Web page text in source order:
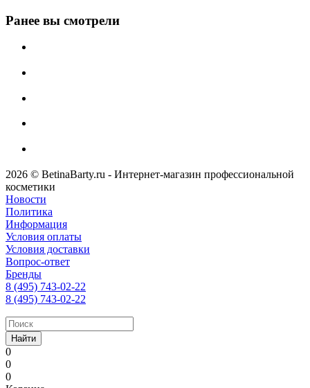
Ранее вы смотрели
2026 © BetinaBarty.ru - Интернет-магазин профессиональной
косметики
Новости
Политика
Информация
Условия оплаты
Условия доставки
Вопрос-ответ
Бренды
8 (495) 743-02-22
8 (495) 743-02-22
Найти
0
0
0